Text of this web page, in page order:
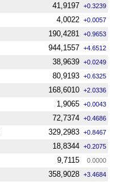
41,9197 +0.3239
4,0022 +0.0057
190,4281 +0.9653
944,1557 +4.6512
38,9639 +0.0249
80,9193 +0.6325
168,6010 +2.0336
1,9065 +0.0043
72,7374 +0.4686
329,2983 +0.8467
18,8344 +0.2075
9,7115 0.0000
358,9028 +3.4684